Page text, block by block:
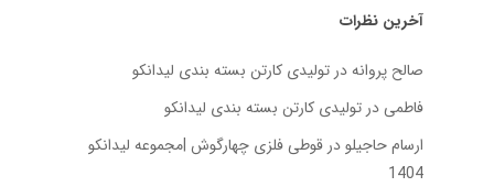
آخرین نظرات
صالح پروانهدر تولیدی کارتن بسته‌ بندی لیدانکو
فاطمیدر تولیدی کارتن بسته‌ بندی لیدانکو
ارسام حاجیلودر قوطی فلزی چهارگوش |مجموعه لیدانکو
1404